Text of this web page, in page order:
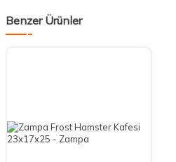
Benzer Ürünler